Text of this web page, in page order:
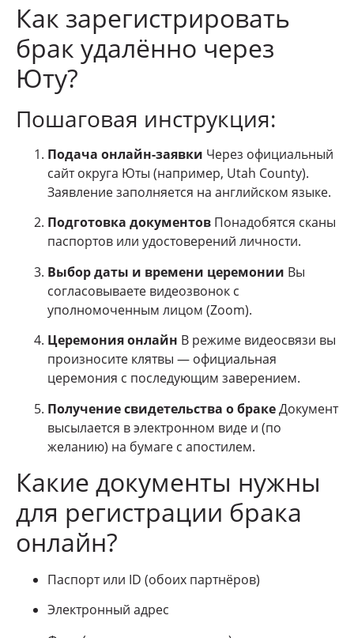
Как зарегистрировать
брак удалённо через
Юту?
Пошаговая инструкция:
Подача онлайн-заявки Через официальный
сайт округа Юты (например, Utah County).
Заявление заполняется на английском языке.
Подготовка документов Понадобятся сканы
паспортов или удостоверений личности.
Выбор даты и времени церемонии Вы
согласовываете видеозвонок с
уполномоченным лицом (Zoom).
Церемония онлайн В режиме видеосвязи вы
произносите клятвы — официальная
церемония с последующим заверением.
Получение свидетельства о бракеДокумент
высылается в электронном виде и (по
желанию) на бумаге с апостилем.
Какие документы нужны
для регистрации брака
онлайн?
Паспорт или ID (обоих партнёров)
Электронный адрес